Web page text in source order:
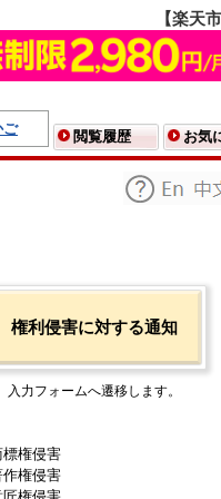
【楽天
ご
閲覧履歴 お気
権利侵害に対する通知
入力フォームへ遷移します。
標権侵害
作権侵害